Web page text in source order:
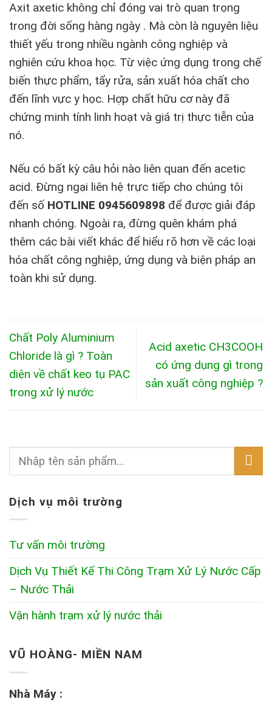
Axit axetic không chỉ đóng vai trò quan trọng
trong đời sống hàng ngày . Mà còn là nguyên liệu
thiết yếu trong nhiều ngành công nghiệp và
nghiên cứu khoa học. Từ việc ứng dụng trong chế
biến thực phẩm, tẩy rửa, sản xuất hóa chất cho
đến lĩnh vực y học. Hợp chất hữu cơ này đã
chứng minh tính linh hoạt và giá trị thực tiễn của
nó.
Nếu có bất kỳ câu hỏi nào liên quan đến acetic
acid. Đừng ngại liên hệ trực tiếp cho chúng tôi
đến số HOTLINE 0945609898 để được giải đáp
nhanh chóng. Ngoài ra, đừng quên khám phá
thêm các bài viết khác để hiểu rõ hơn về các loại
hóa chất công nghiệp, ứng dụng và biện pháp an
toàn khi sử dụng.
Chất Poly Aluminium
Chloride là gì ? Toàn
diện về chất keo tụ PAC
trong xử lý nước
Acid axetic CH3COOH
có ứng dụng gì trong
sản xuất công nghiệp ?
Dịch vụ môi trường
Tư vấn môi trường
Dịch Vụ Thiết Kế Thi Công Trạm Xử Lý Nước Cấp
– Nước Thải
Vận hành trạm xử lý nước thải
VŨ HOÀNG- MIỀN NAM
Nhà Máy :